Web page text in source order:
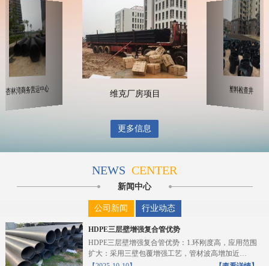
杏林湾商务营运中心 维克厂房项目 塑料检查井
更多信息
NEWS CENTER
新闻中心
公司新闻 行业动态
HDPE三层壁增强复合管优势
HDPE三层壁增强复合管优势：1.环刚度高，应用范围
扩大：采用三壁包覆增强工艺，管材波高增加近
10%，截...